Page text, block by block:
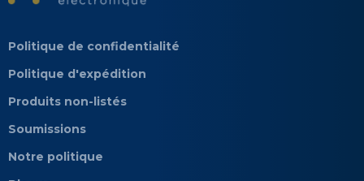
Politique de confidentialité
Politique d'expédition
Produits non-listés
Soumissions
Notre politique